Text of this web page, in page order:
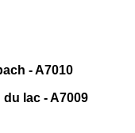
- A7010
lac - A7009